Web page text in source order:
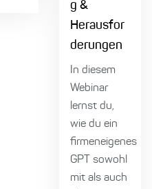
Kultur
g &
Herausfor
derungen
In diesem
Webinar
lernst du,
wie du ein
firmeneigenes
GPT sowohl
mit als auch